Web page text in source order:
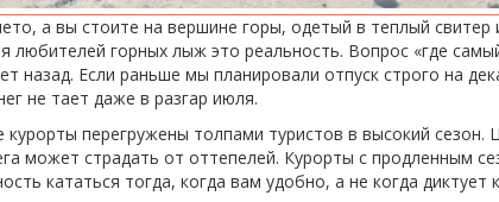
а вы стоите на вершине горы, одетый в теплый
любителей горных лыж это реальность. Вопрос «где
назад. Если раньше мы планировали отпуск строго на
не тает даже в разгар июля.
перегружены толпами туристов в высокий сезон.
может страдать от оттепелей. Курорты с продленным
кататься тогда, когда вам удобно, а не когда диктует